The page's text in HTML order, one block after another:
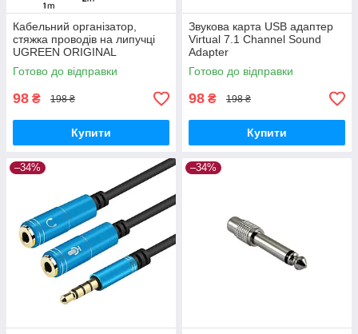
Кабельний організатор,
стяжка проводів на липучці
UGREEN ORIGINAL
Готово до відправки
98 ₴ 198 ₴
Купити
Звукова карта USB адаптер
Virtual 7.1 Channel Sound
Adapter
Готово до відправки
98 ₴ 198 ₴
Купити
–34% –34%